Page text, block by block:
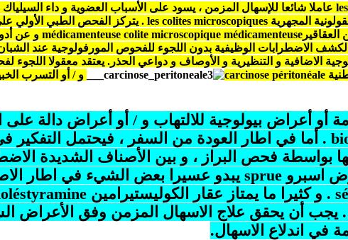
les عاملا شائعا للإسهال المزمن ، يسود على الأسباب العضوية و داء السيلياك
المجهرية les colites microscopiques . يتركز الفحص الطبي الأولي
médicamenteuse colite microscopique médicamenteuse و عن
لكشف الاضطرابات الوظيفية بدون اللجوء للفحوص المورفولوجية عند
الاضافية و التنظيرية و الأوصاف و دواعي الحذر. يعتقد معقولا اللجوء
carcinose péritonéale
و / أو التسرب
بيولوجية للالتهاب و / أو أعراض دالة على
. أما في اطار العودة من السفر ، فيحتمل التفكير
بواسطة فحص البراز ، و بين الأصناف الشديدة
اسبرو sprue يبدو عسيرا بعض الشيء في اطار
. و كثيرا ما يمتاز عقار الكوليستيرامين
. يجب أن يحقق علاج الاسهال المزمن وفق الأعراض
في اندلاع الاسهال.